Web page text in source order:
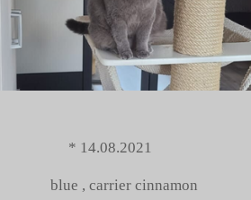
* 14.08.2021
blue , carrier cinnamon